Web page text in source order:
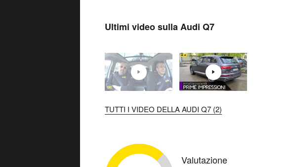
Ultimi video sulla Audi Q7
TUTTI I VIDEO DELLA AUDI Q7 (2)
Valutazione